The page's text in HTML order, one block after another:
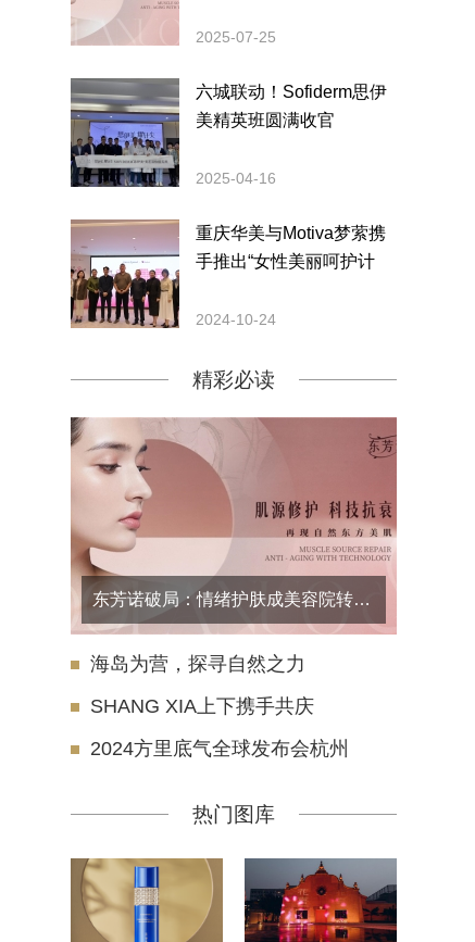
2025-07-25
六城联动！Sofiderm思伊
美精英班圆满收官
2025-04-16
重庆华美与Motiva梦萦携
手推出“女性美丽呵护计
2024-10-24
精彩必读
东芳诺破局：情绪护肤成美容院转型蓝海机遇
海岛为营，探寻自然之力
SHANG XIA上下携手共庆
2024方里底气全球发布会杭州
热门图库